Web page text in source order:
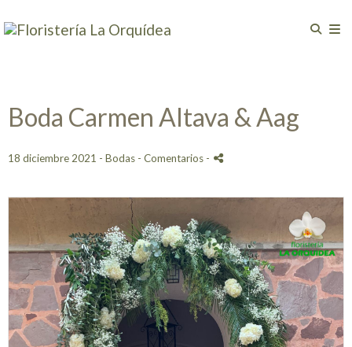
Boda Carmen Altava & Aag
18 diciembre 2021 - Bodas - Comentarios -